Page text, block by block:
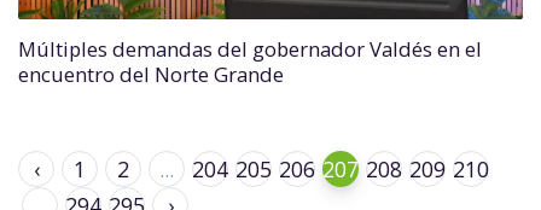
Múltiples demandas del gobernador Valdés en el
encuentro del Norte Grande
‹ 1 2 ... 204 205 206 207 208 209 210